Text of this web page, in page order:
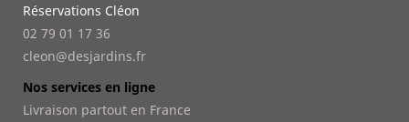
Réservations Cléon
02 79 01 17 36
cleon@desjardins.fr
Nos services en ligne
Livraison partout en France